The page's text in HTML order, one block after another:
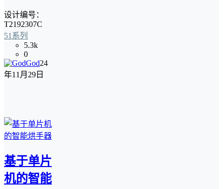
设计编号：
T2192307C
51系列
5.3k
0
God24
年11月29日
基于单片
机的智能